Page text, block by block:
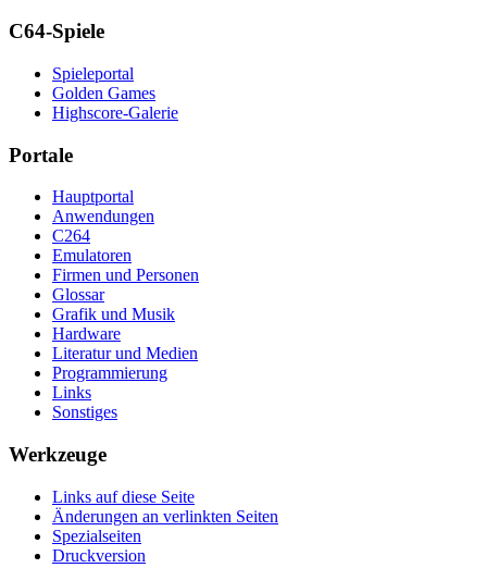
C64-Spiele
Spieleportal
Golden Games
Highscore-Galerie
Portale
Hauptportal
Anwendungen
C264
Emulatoren
Firmen und Personen
Glossar
Grafik und Musik
Hardware
Literatur und Medien
Programmierung
Links
Sonstiges
Werkzeuge
Links auf diese Seite
Änderungen an verlinkten Seiten
Spezialseiten
Druckversion